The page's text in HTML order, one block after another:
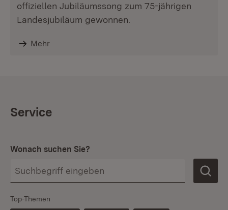
offiziellen Jubiläumssong zum 75-jährigen
Landesjubiläum gewonnen.
Mehr
Service
Wonach suchen Sie?
Top-Themen